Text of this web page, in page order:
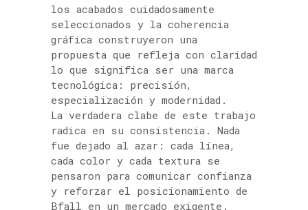
los acabados cuidadosamente
seleccionados y la coherencia
gráfica construyeron una
propuesta que refleja con claridad
lo que significa ser una marca
tecnológica: precisión,
especialización y modernidad.
La verdadera clabe de este trabajo
radica en su consistencia. Nada
fue dejado al azar: cada línea,
cada color y cada textura se
pensaron para comunicar confianza
y reforzar el posicionamiento de
Bfall en un mercado exigente.